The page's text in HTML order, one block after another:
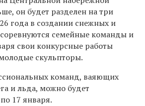
он будет разделен на три
года в создании снежных и
семейные команды и
свои конкурсные работы
скульпторы.
команд, ваяющих
и льда, можно будет
17 января.